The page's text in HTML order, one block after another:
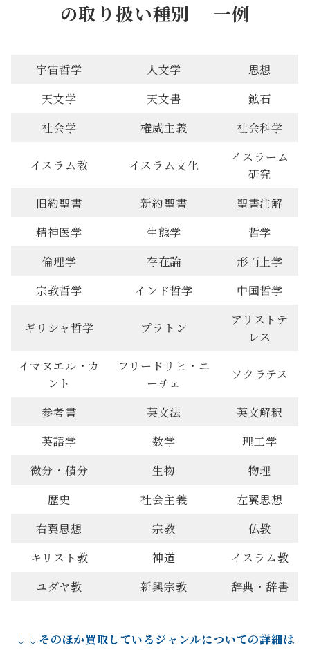
の取り扱い種別 一例
宇宙哲学 人文学
思想
天文学
天文書
鉱石
社会学
権威主義 社会科学
イスラム教 イスラム文化
イスラーム
研究
旧約聖書
新約聖書
聖書注解
精神医学
生態学
哲学
倫理学
存在論
形而上学
宗教哲学
インド哲学 中国哲学
ギリシャ哲学 プラトン
アリストテ
レス
イマヌエル・カ
ント
フリードリヒ・ニ
ーチェ
ソクラテス
参考書 英文法
英文解釈
英語学
数学
理工学
微分・積分
生物
物理
歴史
社会主義
左翼思想
右翼思想
宗教
仏教
キリスト教
神道
イスラム教
ユダヤ教
新興宗教 辞典・辞書
↓↓そのほか買取しているジャンルについての詳細は